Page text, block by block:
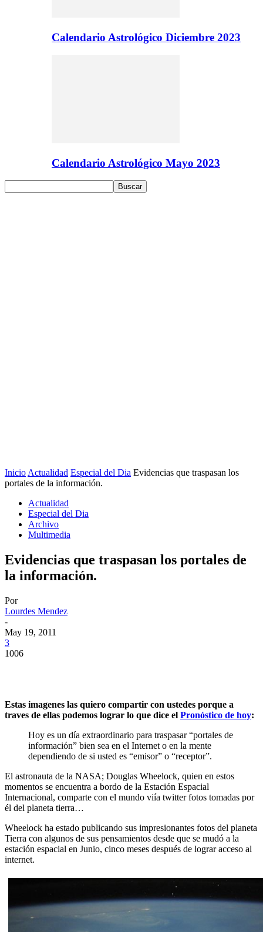
Calendario Astrológico Diciembre 2023
Calendario Astrológico Mayo 2023
Inicio Actualidad Especial del Dia Evidencias que traspasan los
portales de la información.
Actualidad
Especial del Dia
Archivo
Multimedia
Evidencias que traspasan los portales de
la información.
Por
Lourdes Mendez
-
May 19, 2011
3
1006
Estas imagenes las quiero compartir con ustedes porque a
traves de ellas podemos lograr lo que dice el Pronóstico de hoy:
Hoy es un día extraordinario para traspasar “portales de
información” bien sea en el Internet o en la mente
dependiendo de si usted es “emisor” o “receptor”.
El astronauta de la NASA; Douglas Wheelock, quien en estos
momentos se encuentra a bordo de la Estación Espacial
Internacional, comparte con el mundo viía twitter fotos tomadas por
él del planeta tierra…
Wheelock ha estado publicando sus impresionantes fotos del planeta
Tierra con algunos de sus pensamientos desde que se mudó a la
estación espacial en Junio, cinco meses después de lograr acceso al
internet.